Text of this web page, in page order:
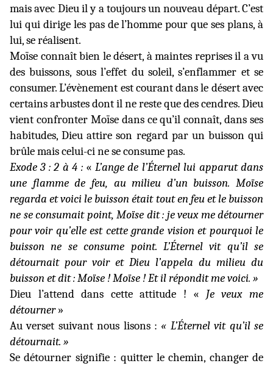
mais avec Dieu il y a toujours un nouveau départ. C’est
lui qui dirige les pas de l’homme pour que ses plans, à
lui, se réalisent.
Moïse connaît bien le désert, à maintes reprises il a vu
des buissons, sous l’effet du soleil, s’enflammer et se
consumer. L’évènement est courant dans le désert avec
certains arbustes dont il ne reste que des cendres. Dieu
vient confronter Moïse dans ce qu’il connaît, dans ses
habitudes, Dieu attire son regard par un buisson qui
brûle mais celui-ci ne se consume pas.
Exode 3 : 2 à 4 :« L’ange de l’Éternel lui apparut dans
une flamme de feu, au milieu d’un buisson. Moïse
regarda et voici le buisson était tout en feu et le buisson
ne se consumait point, Moïse dit : je veux me détourner
pour voir qu’elle est cette grande vision et pourquoi le
buisson ne se consume point. L’Éternel vit qu’il se
détournait pour voir et Dieu l’appela du milieu du
buisson et dit : Moïse ! Moïse ! Et il répondit me voici. »
Dieu l’attend dans cette attitude ! « Je veux me
détourner»
Au verset suivant nous lisons : « L’Éternel vit qu’il se
détournait. »
Se détourner signifie : quitter le chemin, changer de